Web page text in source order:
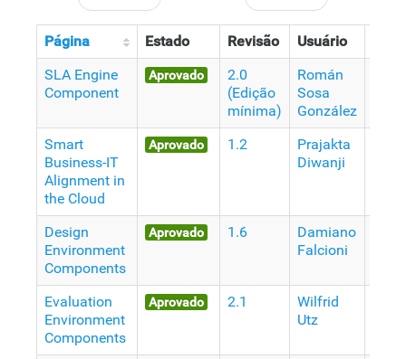
Página Estado Revisão Usuário
SLA Engine
Component
Aprovado
2.0
(Edição
mínima)
Román
Sosa
González
Smart
Business-IT
Alignment in
the Cloud
Aprovado 1.2
Prajakta
Diwanji
Design
Environment
Components
Aprovado 1.6
Damiano
Falcioni
Evaluation
Environment
Components
Aprovado 2.1
Wilfrid
Utz